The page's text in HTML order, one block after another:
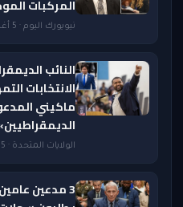
المركبات
نيويورك اليوم · 5 أغسطس 2026 — 6:50 PM
النائب
الانتخابات
ماكيني
الولايات المتحدة · 5 أغسطس 2026 — 10:35 AM
3 مدعين